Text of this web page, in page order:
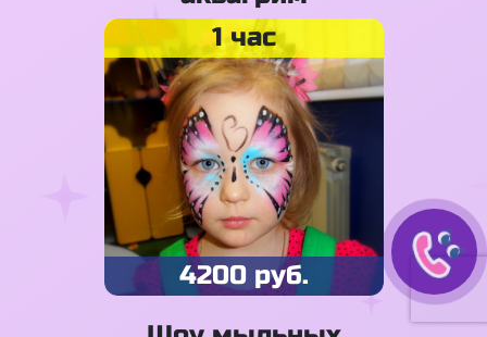
1 час
4200 руб.